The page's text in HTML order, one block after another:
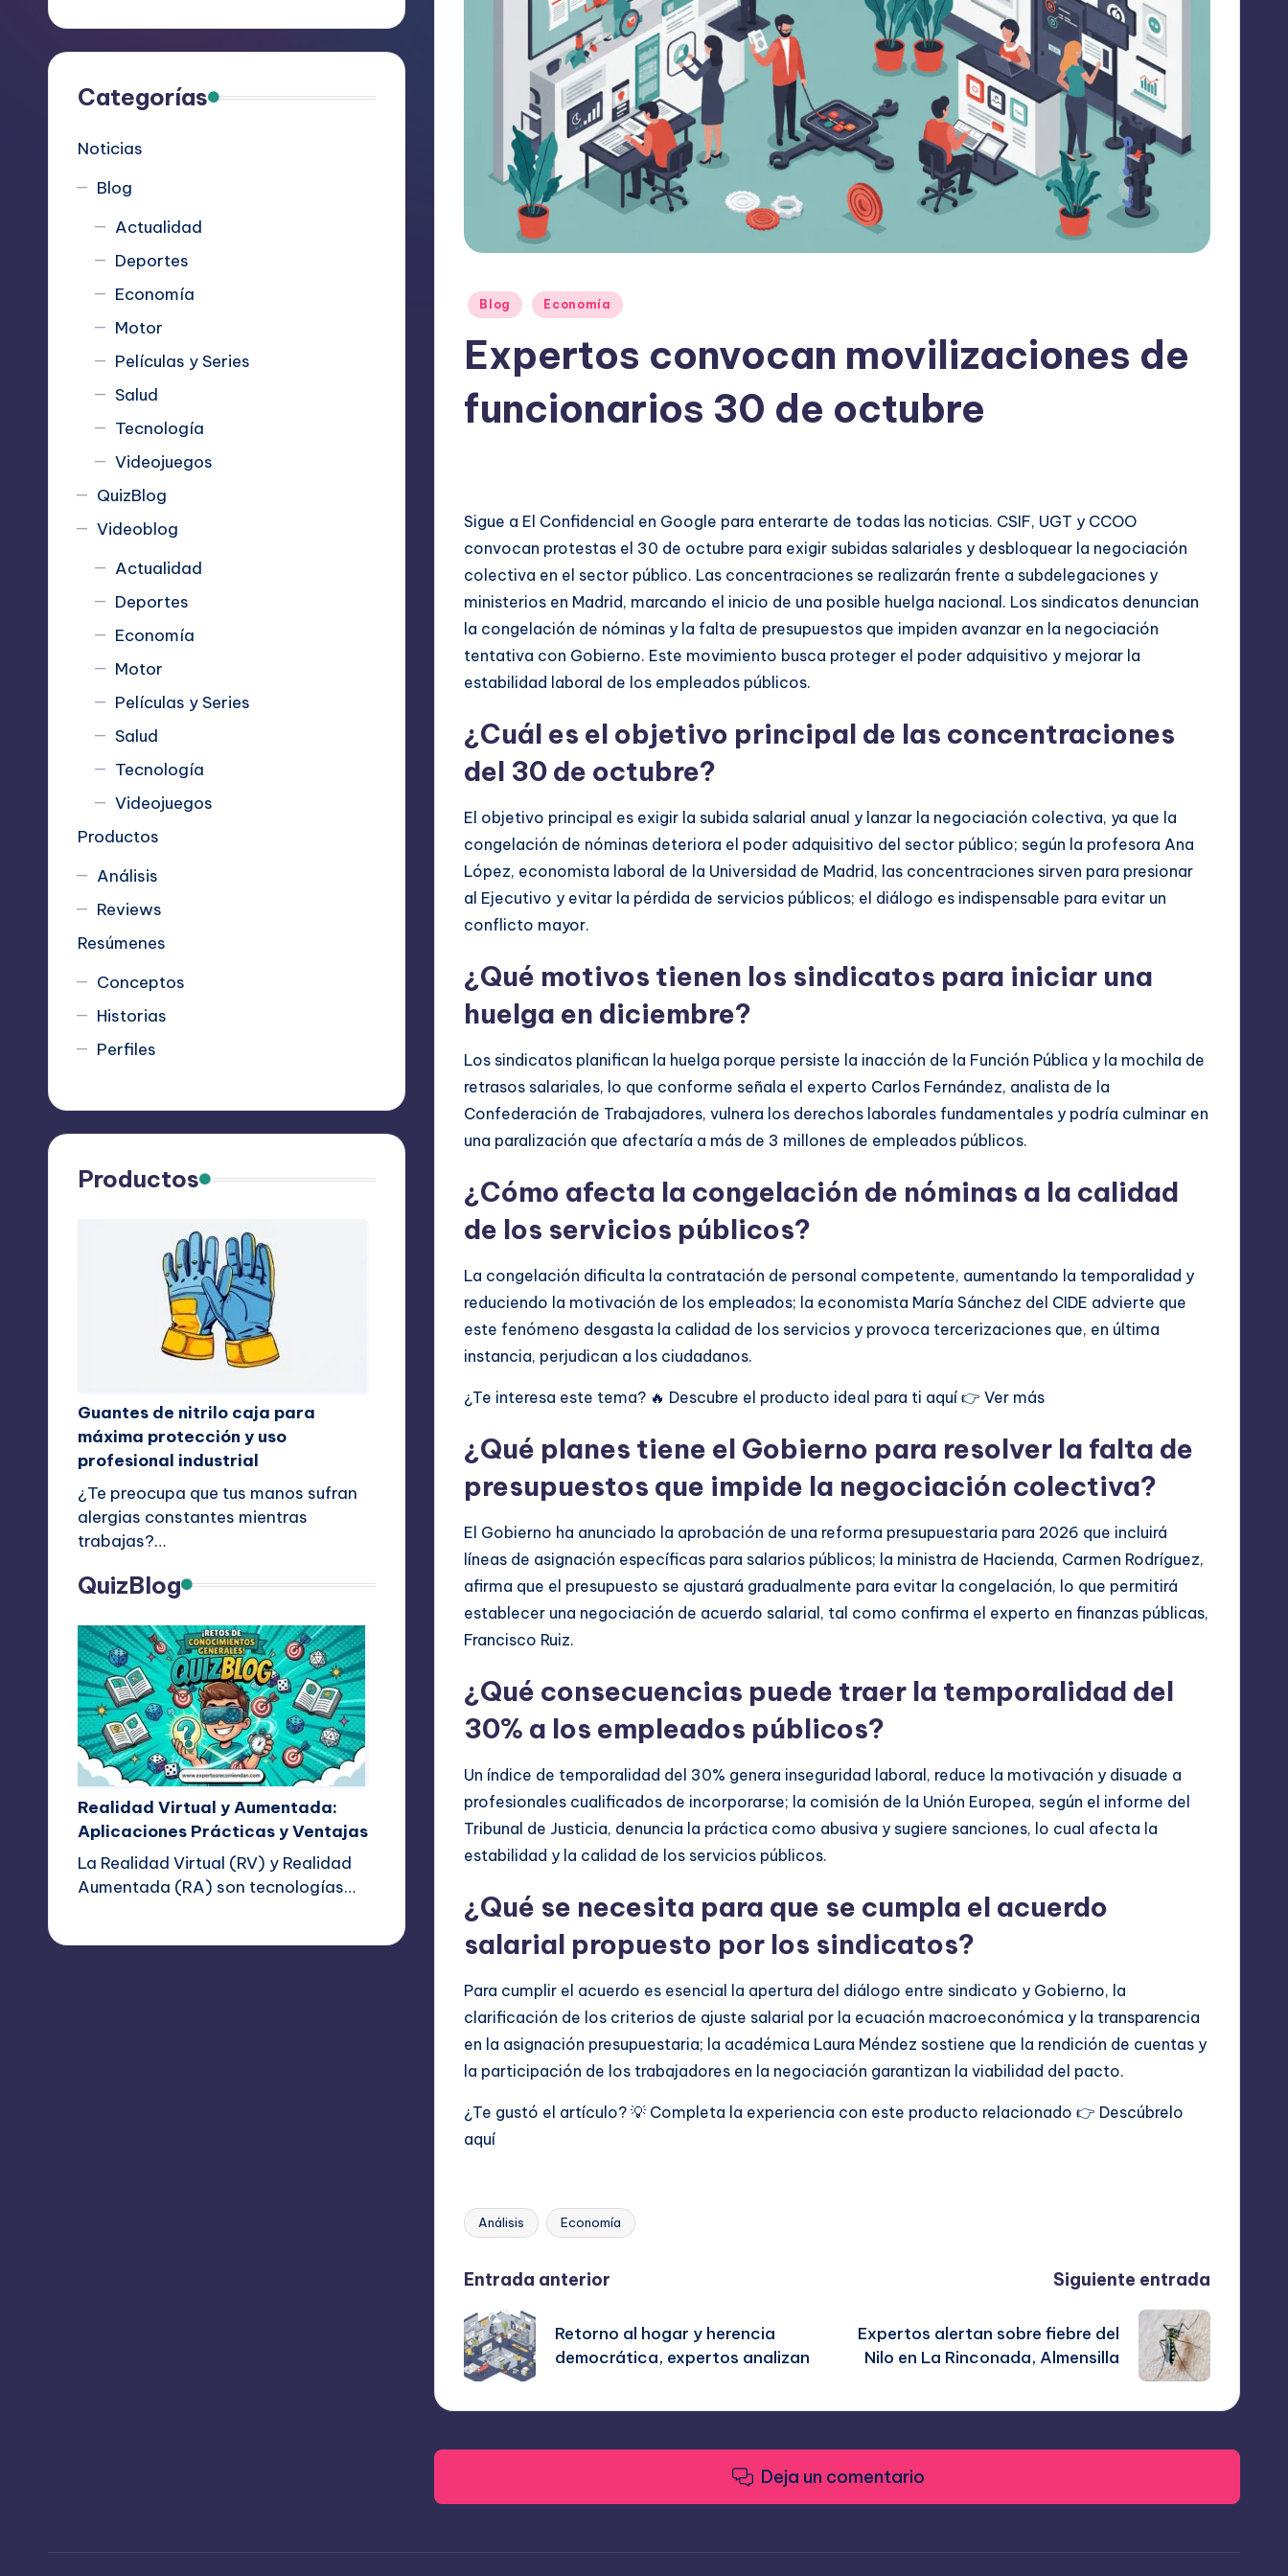
R
e
Publicado
Blog Economía
Expertos convocan movilizaciones de
funcionarios 30 de octubre
Sigue a El Confidencial en Google para enterarte de todas las noticias. CSIF, UGT y CCOO
convocan protestas el 30 de octubre para exigir subidas salariales y desbloquear la negociación
colectiva en el sector público. Las concentraciones se realizarán frente a subdelegaciones y
ministerios en Madrid, marcando el inicio de una posible huelga nacional. Los sindicatos denuncian
la congelación de nóminas y la falta de presupuestos que impiden avanzar en la negociación
tentativa con Gobierno. Este movimiento busca proteger el poder adquisitivo y mejorar la
estabilidad laboral de los empleados públicos.
¿Cuál es el objetivo principal de las concentraciones
del 30 de octubre?
El objetivo principal es exigir la subida salarial anual y lanzar la negociación colectiva, ya que la
congelación de nóminas deteriora el poder adquisitivo del sector público; según la profesora Ana
López, economista laboral de la Universidad de Madrid, las concentraciones sirven para presionar
al Ejecutivo y evitar la pérdida de servicios públicos; el diálogo es indispensable para evitar un
conflicto mayor.
¿Qué motivos tienen los sindicatos para iniciar una
huelga en diciembre?
Los sindicatos planifican la huelga porque persiste la inacción de la Función Pública y la mochila de
retrasos salariales, lo que conforme señala el experto Carlos Fernández, analista de la
Confederación de Trabajadores, vulnera los derechos laborales fundamentales y podría culminar en
una paralización que afectaría a más de 3 millones de empleados públicos.
¿Cómo afecta la congelación de nóminas a la calidad
de los servicios públicos?
La congelación dificulta la contratación de personal competente, aumentando la temporalidad y
reduciendo la motivación de los empleados; la economista María Sánchez del CIDE advierte que
este fenómeno desgasta la calidad de los servicios y provoca tercerizaciones que, en última
instancia, perjudican a los ciudadanos.
¿Te interesa este tema? 🔥 Descubre el producto ideal para ti aquí 👉Ver más
¿Qué planes tiene el Gobierno para resolver la falta de
presupuestos que impide la negociación colectiva?
El Gobierno ha anunciado la aprobación de una reforma presupuestaria para 2026 que incluirá
líneas de asignación específicas para salarios públicos; la ministra de Hacienda, Carmen Rodríguez,
afirma que el presupuesto se ajustará gradualmente para evitar la congelación, lo que permitirá
establecer una negociación de acuerdo salarial, tal como confirma el experto en finanzas públicas,
Francisco Ruiz.
¿Qué consecuencias puede traer la temporalidad del
30% a los empleados públicos?
Un índice de temporalidad del 30% genera inseguridad laboral, reduce la motivación y disuade a
profesionales cualificados de incorporarse; la comisión de la Unión Europea, según el informe del
Tribunal de Justicia, denuncia la práctica como abusiva y sugiere sanciones, lo cual afecta la
estabilidad y la calidad de los servicios públicos.
¿Qué se necesita para que se cumpla el acuerdo
salarial propuesto por los sindicatos?
Para cumplir el acuerdo es esencial la apertura del diálogo entre sindicato y Gobierno, la
clarificación de los criterios de ajuste salarial por la ecuación macroeconómica y la transparencia
en la asignación presupuestaria; la académica Laura Méndez sostiene que la rendición de cuentas y
la participación de los trabajadores en la negociación garantizan la viabilidad del pacto.
¿Te gustó el artículo? 💡 Completa la experiencia con este producto relacionado 👉 Descúbrelo
aquí
Etiquetas:
Análisis Economía
Navegación
de
entradas
Entrada anterior
Retorno al hogar y herencia
democrática, expertos analizan
Siguiente entrada
Expertos alertan sobre fiebre del
Nilo en La Rinconada, Almensilla
Deja un comentario
Categorías
Noticias
Blog
Actualidad
Deportes
Economía
Motor
Películas y Series
Salud
Tecnología
Videojuegos
QuizBlog
Videoblog
Actualidad
Deportes
Economía
Motor
Películas y Series
Salud
Tecnología
Videojuegos
Productos
Análisis
Reviews
Resúmenes
Conceptos
Historias
Perfiles
Productos
Guantes de nitrilo caja para
máxima protección y uso
profesional industrial
¿Te preocupa que tus manos sufran
alergias constantes mientras
trabajas?…
QuizBlog
Realidad Virtual y Aumentada:
Aplicaciones Prácticas y Ventajas
La Realidad Virtual (RV) y Realidad
Aumentada (RA) son tecnologías…